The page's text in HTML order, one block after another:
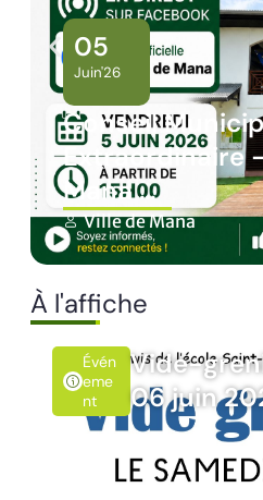
02
Juin'26
Panne des
sur le
Ville de Mana
À l'affiche
du
Évén
Emen
T